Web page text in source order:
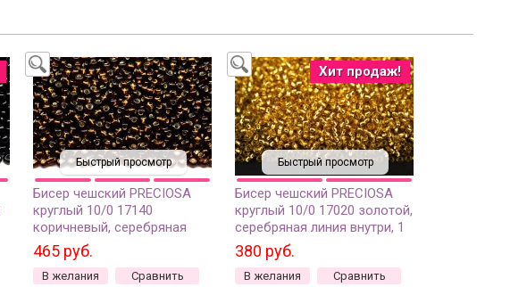
Быстрый просмотр
Бисер чешский PRECIOSA
круглый 10/0 17140
коричневый, серебряная
линия внутри, 1 сорт, 50г
465 руб.
В желания Сравнить
Быстрый просмотр
Хит продаж!
Бисер чешский PRECIOSA
круглый 10/0 17020 золотой,
серебряная линия внутри, 1
сорт, 50г
380 руб.
В желания Сравнить